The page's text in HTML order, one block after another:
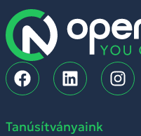
Tanúsítványaink